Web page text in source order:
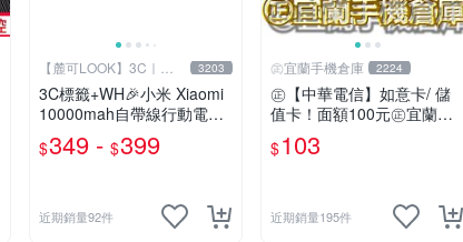
【麓可LOOK】3C｜生
活百貨
3203
3C標籤+WH🎉小米 Xiaomi
10000mah自帶線行動電源2
2.5W/33W快充 行充 行動充
充電寶 移動電
$349 - $399
近期銷量92件
㊣宜蘭手機倉庫 2224
㊣【中華電信】如意卡/ 儲
值卡！面額100元㊣宜蘭手
機倉庫
$103
近期銷量195件